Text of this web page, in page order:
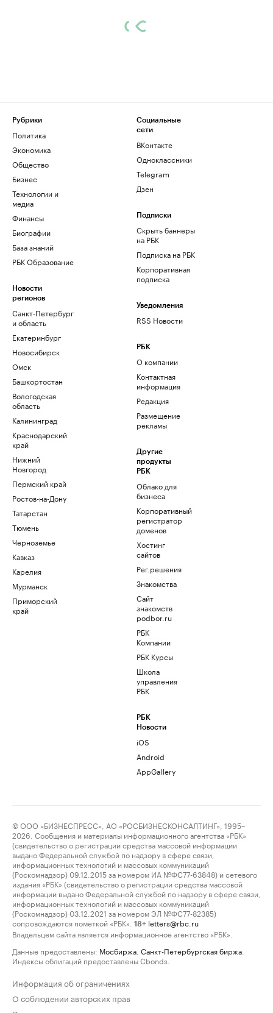
Рубрики
Политика
Экономика
Общество
Бизнес
Технологии и
медиа
Финансы
Биографии
База знаний
РБК Образование
Новости
регионов
Санкт-Петербург
и область
Екатеринбург
Новосибирск
Омск
Башкортостан
Вологодская
область
Калининград
Краснодарский
край
Нижний
Новгород
Пермский край
Ростов-на-Дону
Татарстан
Тюмень
Черноземье
Кавказ
Карелия
Мурманск
Приморский
край
Социальные
сети
ВКонтакте
Одноклассники
Telegram
Дзен
Подписки
Скрыть баннеры
на РБК
Подписка на РБК
Корпоративная
подписка
Уведомления
RSS Новости
РБК
О компании
Контактная
информация
Редакция
Размещение
рекламы
Другие
продукты
РБК
Облако для
бизнеса
Корпоративный
регистратор
доменов
Хостинг
сайтов
Рег.решения
Знакомства
Сайт
знакомств
podbor.ru
РБК
Компании
РБК Курсы
Школа
управления
РБК
РБК
Новости
iOS
Android
AppGallery
© ООО «БИЗНЕСПРЕСС», АО «РОСБИЗНЕСКОНСАЛТИНГ», 1995–
2026. Сообщения и материалы информационного агентства «РБК»
(свидетельство о регистрации средства массовой информации
выдано Федеральной службой по надзору в сфере связи,
информационных технологий и массовых коммуникаций
(Роскомнадзор) 09.12.2015 за номером ИА №ФС77-63848) и сетевого
издания «РБК» (свидетельство о регистрации средства массовой
информации выдано Федеральной службой по надзору в сфере связи,
информационных технологий и массовых коммуникаций
(Роскомнадзор) 03.12.2021 за номером ЭЛ №ФС77-82385)
сопровождаются пометкой «РБК».
18+ letters@rbc.ru
Владельцем сайта является информационное агентство «РБК».
Данные предоставлены: Мосбиржа Санкт-Петербургская биржа
Индексы облигаций предоставлены Cbonds.
Информация об ограничениях
О соблюдении авторских прав